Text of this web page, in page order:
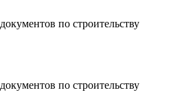
по строительству
по строительству